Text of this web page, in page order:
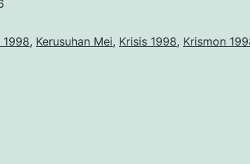
1998, Kerusuhan Mei, Krisis 1998, Krismon